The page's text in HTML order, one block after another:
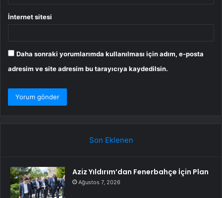
İnternet sitesi
Daha sonraki yorumlarımda kullanılması için adım, e-posta
adresim ve site adresim bu tarayıcıya kaydedilsin.
Son Eklenen
Aziz Yıldırım’dan Fenerbahçe İçin Plan
Ağustos 7, 2026